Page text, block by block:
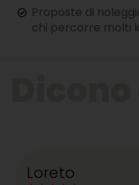
Proposte di
chi percorre molti
Loreto